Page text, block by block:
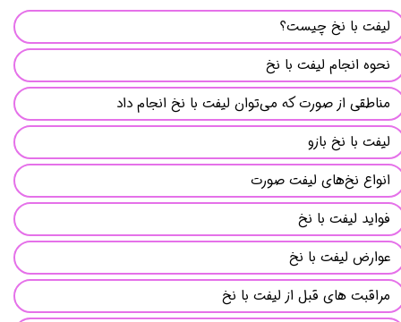
لیفت با نخ چیست؟
نحوه انجام لیفت با نخ
مناطقی از صورت که می‌توان لیفت با نخ انجام داد
لیفت با نخ بازو
انواع نخ‌های لیفت صورت
فواید لیفت با نخ
عوارض لیفت با نخ
مراقبت های قبل از لیفت با نخ